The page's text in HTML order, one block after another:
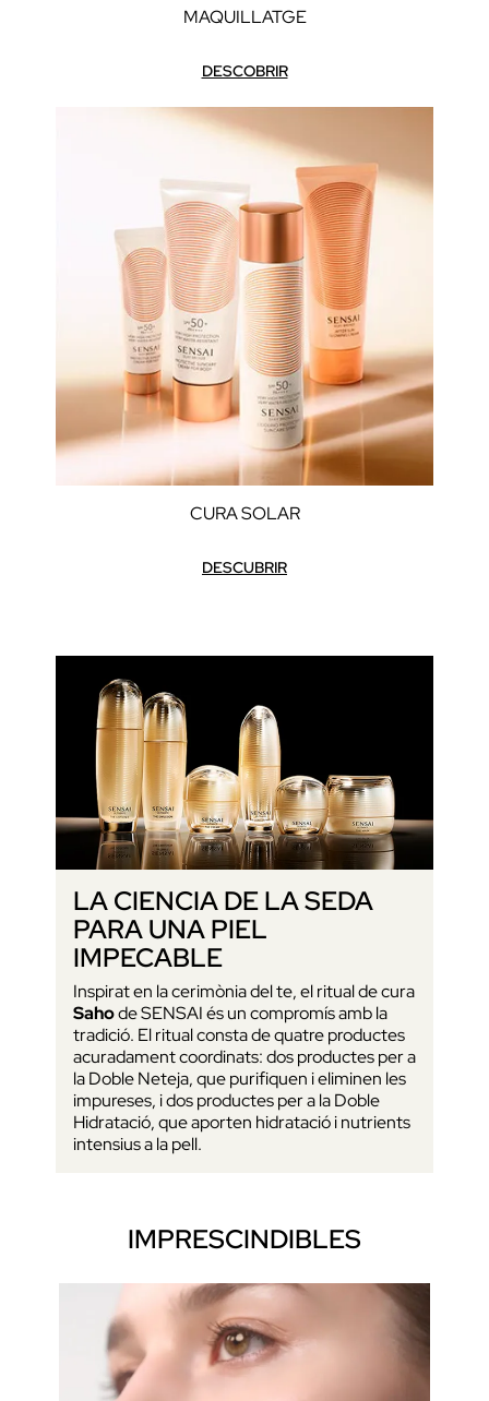
MAQUILLATGE
DESCOBRIR
CURA SOLAR
DESCUBRIR
LA CIENCIA DE LA SEDA
PARA UNA PIEL
IMPECABLE
Inspirat en la cerimònia del te, el ritual de cura
Sahode SENSAI és un compromís amb la
tradició. El ritual consta de quatre productes
acuradament coordinats: dos productes per a
la Doble Neteja, que purifiquen i eliminen les
impureses, i dos productes per a la Doble
Hidratació, que aporten hidratació i nutrients
intensius a la pell.
IMPRESCINDIBLES